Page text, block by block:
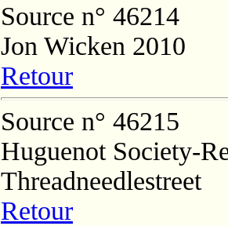
Source n° 46214
Jon Wicken 2010
Retour
Source n° 46215
Huguenot Society-
Threadneedlestreet
Retour